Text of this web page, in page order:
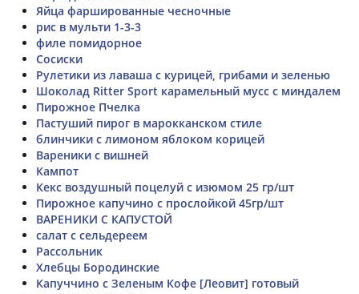
Яйца фаршированные чесночные
рис в мульти 1-3-3
филе помидорное
Сосиски
Рулетики из лаваша с курицей, грибами и зеленью
Шоколад Ritter Sport карамельный мусс с миндалем
Пирожное Пчелка
Пастуший пирог в марокканском стиле
блинчики с лимоном яблоком корицей
Вареники с вишней
Кампот
Кекс воздушный поцелуй с изюмом 25 гр/шт
Пирожное капучино с прослойкой 45гр/шт
ВАРЕНИКИ С КАПУСТОЙ
салат с сельдереем
Рассольник
Хлебцы Бородинские
Капуччино с Зеленым Кофе [Леовит] готовый